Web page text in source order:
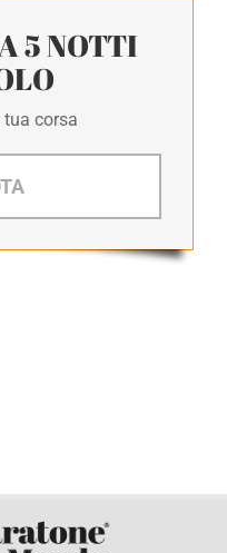
5 NOTTI
corsa